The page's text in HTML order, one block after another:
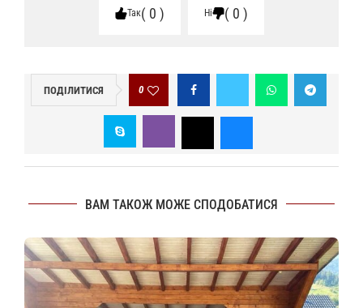
Так 0 Ні 0
ПОДІЛИТИСЯ 0
ВАМ ТАКОЖ МОЖЕ СПОДОБАТИСЯ